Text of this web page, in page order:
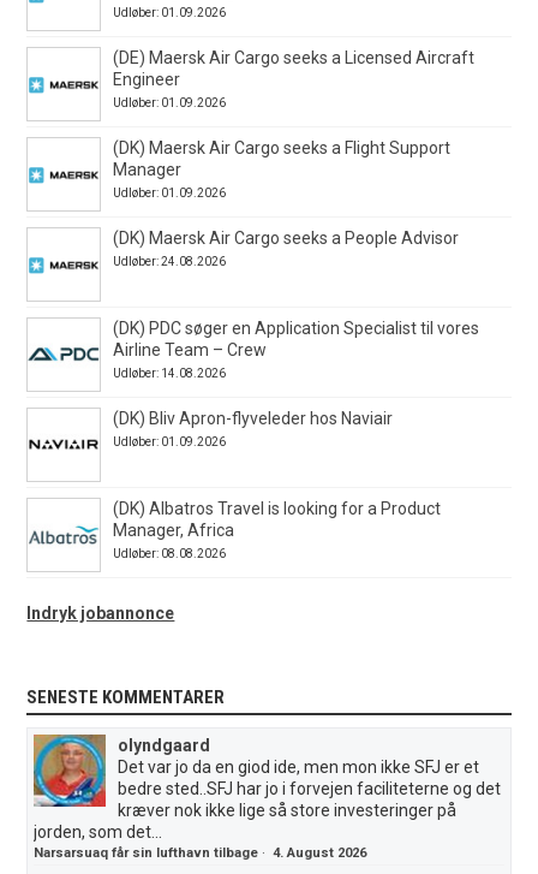
Udløber: 01.09.2026
(DE) Maersk Air Cargo seeks a Licensed Aircraft
Engineer
Udløber: 01.09.2026
(DK) Maersk Air Cargo seeks a Flight Support
Manager
Udløber: 01.09.2026
(DK) Maersk Air Cargo seeks a People Advisor
Udløber: 24.08.2026
(DK) PDC søger en Application Specialist til vores
Airline Team – Crew
Udløber: 14.08.2026
(DK) Bliv Apron-flyveleder hos Naviair
Udløber: 01.09.2026
(DK) Albatros Travel is looking for a Product
Manager, Africa
Udløber: 08.08.2026
Indryk jobannonce
SENESTE KOMMENTARER
olyndgaard
Det var jo da en giod ide, men mon ikke SFJ er et
bedre sted..SFJ har jo i forvejen faciliteterne og det
kræver nok ikke lige så store investeringer på
jorden, som det...
Narsarsuaq får sin lufthavn tilbage ·4. August 2026